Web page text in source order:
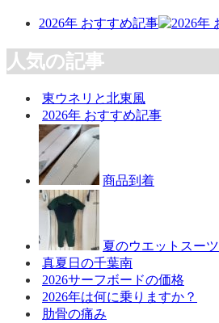
2026年 おすすめ記事
人気の記事
東ウネリと北東風
2026年 おすすめ記事
商品到着
夏のウエットスーツ
真夏日の千葉南
2026サーフボードの価格
2026年は何に乗りますか？
肋骨の痛み